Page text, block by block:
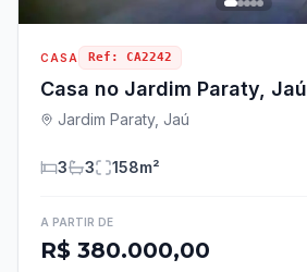
CASA Ref: CA2242
Casa no Jardim Paraty, Jaú
Jardim Paraty, Jaú
3 3 158m²
A PARTIR DE
R$ 380.000,00